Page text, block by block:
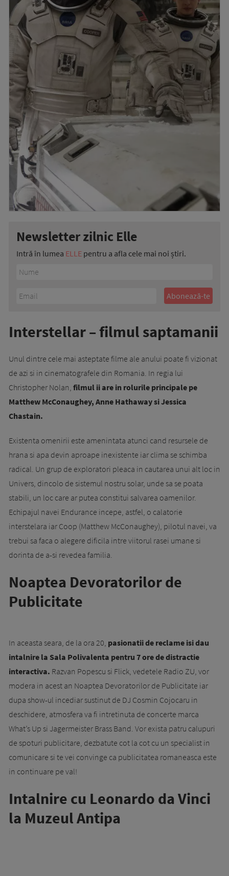
Newsletter zilnic Elle
Intră în lumea ELLE pentru a afla cele mai noi știri.
Interstellar – filmul saptamanii
Unul dintre cele mai asteptate filme ale anului poate fi vizionat
de azi si in cinematografele din Romania. In regia lui
Christopher Nolan, filmul ii are in rolurile principale pe
Matthew McConaughey, Anne Hathaway si Jessica
Chastain.
Existenta omenirii este amenintata atunci cand resursele de
hrana si apa devin aproape inexistente iar clima se schimba
radical. Un grup de exploratori pleaca in cautarea unui alt loc in
Univers, dincolo de sistemul nostru solar, unde sa se poata
stabili, un loc care ar putea constitui salvarea oamenilor.
Echipajul navei Endurance incepe, astfel, o calatorie
interstelara iar Coop (Matthew McConaughey), pilotul navei, va
trebui sa faca o alegere dificila intre viitorul rasei umane si
dorinta de a-si revedea familia.
Noaptea Devoratorilor de
Publicitate
In aceasta seara, de la ora 20, pasionatii de reclame isi dau
intalnire la Sala Polivalenta pentru 7 ore de distractie
interactiva. Razvan Popescu si Flick, vedetele Radio ZU, vor
modera in acest an Noaptea Devoratorilor de Publicitate iar
dupa show-ul incediar sustinut de DJ Cosmin Cojocaru in
deschidere, atmosfera va fi intretinuta de concerte marca
What’s Up si Jagermeister Brass Band. Vor exista patru calupuri
de spoturi publicitare, dezbatute cot la cot cu un specialist in
comunicare si te vei convinge ca publicitatea romaneasca este
in continuare pe val!
Intalnire cu Leonardo da Vinci
la Muzeul Antipa